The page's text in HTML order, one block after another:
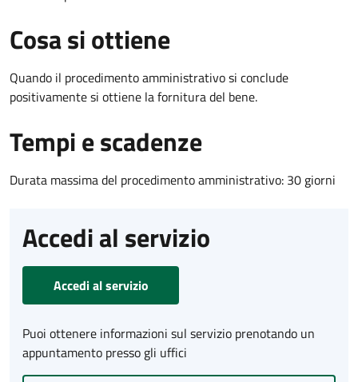
Cosa si ottiene
Quando il procedimento amministrativo si conclude
positivamente si ottiene la fornitura del bene.
Tempi e scadenze
Durata massima del procedimento amministrativo: 30 giorni
Accedi al servizio
Accedi al servizio
Puoi ottenere informazioni sul servizio prenotando un
appuntamento presso gli uffici